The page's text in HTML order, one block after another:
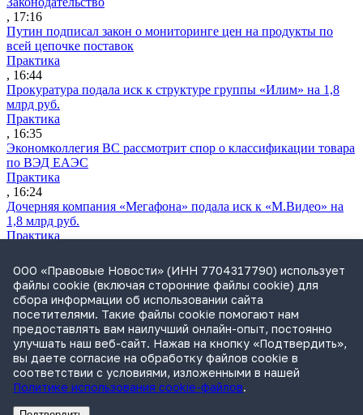
, 17:16
Путин подписал закон о мониторинге цен на продукты по
всей цепочке поставок
Практика
, 16:44
Прокуратура подала иск к структуре группы «Илим» на 1,8
млрд руб.
Практика
, 16:35
Экономколлегия ВС рассмотрит спор о классификации товара
по ВЭД ЕАЭС
Практика
, 16:24
Дочерняя компания «Мегафона» подала иск к «М.Видео» на
1,8 млрд руб.
Практика
СИП проверит отмену патента на систему управления
устройствами после возражений «Яндекса»
Практика
, 15:17
Суды 10 стран рассматривают иски российской «дочки»
Google о возврате дивидендов
Международная практика
, 14:09
ООО «Правовые Новости» (ИНН 7704317790) использует
файлы cookie (включая сторонние файлы cookie) для
сбора информации об использовании сайта
посетителями. Такие файлы cookie помогают нам
предоставлять вам наилучший онлайн-опыт, постоянно
улучшать наш веб-сайт. Нажав на кнопку «Подтвердить»,
вы даете согласие на обработку файлов cookie в
соответствии с условиями, изложенными в нашей
Политике использования cookie-файлов.